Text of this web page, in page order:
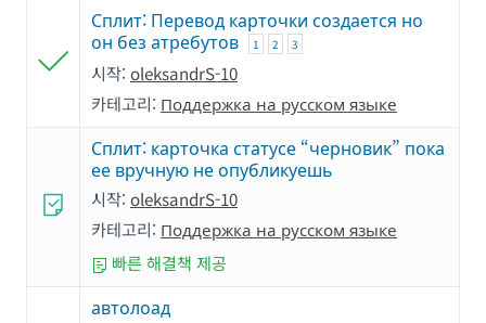
Сплит: Перевод карточки создается но
он без атребутов
1 2 3
시작: oleksandrS-10
카테고리: Поддержка на русском языке
Сплит: карточка статусе “черновик” пока
ее вручную не опубликуешь
시작: oleksandrS-10
카테고리: Поддержка на русском языке
빠른 해결책 제공
автолоад